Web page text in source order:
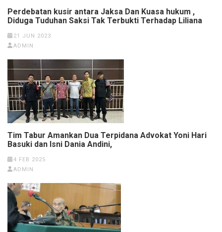
Perdebatan kusir antara Jaksa Dan Kuasa hukum ,
Diduga Tuduhan Saksi Tak Terbukti Terhadap Liliana
21 JUN 2023
ADMIN
Tim Tabur Amankan Dua Terpidana Advokat Yoni Hari
Basuki dan Isni Dania Andini,
4 FEB 2025
ADMIN